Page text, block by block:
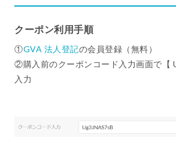
クーポン利用手順
①GVA 法人登記の会員登録（無料）
②購入前のクーポンコード入力画面で【
入力